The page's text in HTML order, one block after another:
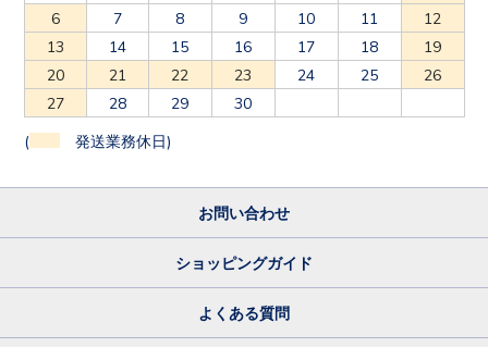
6
7 8 9 10 11
12
13
14 15 16 17 18
19
20
21 22 23 24 25
26
27
28 29 30
発送業務休日)
お問い合わせ
ショッピングガイド
よくある質問